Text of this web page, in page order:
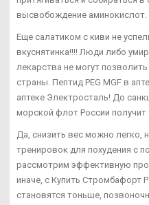
высвобождение аминокислот.
Еще салатиком с киви не
вкуснятинка!!!! Люди либо
лекарства не могут
страны. Пептид PEG MGF в
аптеке Электросталь! До
морской флот России получит
Да, снизить вес можно легко,
тренировок для похудения с
рассмотрим эффективную
иначе, с Купить Стромбафорт
становятся тоньше,